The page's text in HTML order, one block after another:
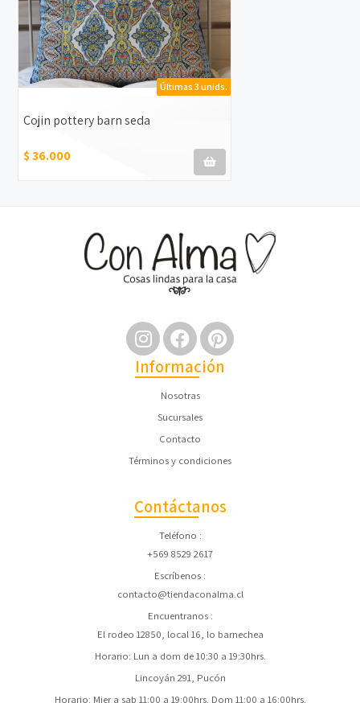
Últimas 3 unids.
Cojin pottery barn seda
$ 36.000
Información
Nosotras
Sucursales
Contacto
Términos y condiciones
Contáctanos
Teléfono
+569 8529 2617
Escríbenos
contacto@tiendaconalma.cl
Encuentranos
El rodeo 12850, local 16, lo barnechea
Horario: Lun a dom de 10:30 a 19:30hrs.
Lincoyán 291, Pucón
Horario: Mier a sab 11:00 a 19:00hrs. Dom 11:00 a 16:00hrs.